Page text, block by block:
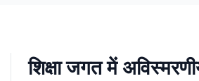
शिक्षा जगत में